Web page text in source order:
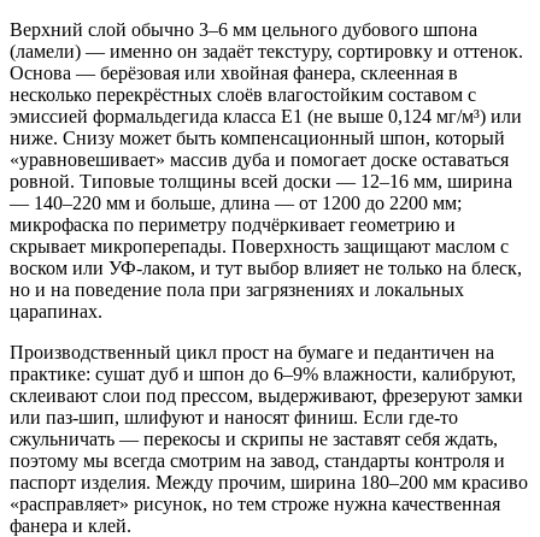
Верхний слой обычно 3–6 мм цельного дубового шпона
(ламели) — именно он задаёт текстуру, сортировку и оттенок.
Основа — берёзовая или хвойная фанера, склеенная в
несколько перекрёстных слоёв влагостойким составом с
эмиссией формальдегида класса Е1 (не выше 0,124 мг/м³) или
ниже. Снизу может быть компенсационный шпон, который
«уравновешивает» массив дуба и помогает доске оставаться
ровной. Типовые толщины всей доски — 12–16 мм, ширина
— 140–220 мм и больше, длина — от 1200 до 2200 мм;
микрофаска по периметру подчёркивает геометрию и
скрывает микроперепады. Поверхность защищают маслом с
воском или УФ-лаком, и тут выбор влияет не только на блеск,
но и на поведение пола при загрязнениях и локальных
царапинах.
Производственный цикл прост на бумаге и педантичен на
практике: сушат дуб и шпон до 6–9% влажности, калибруют,
склеивают слои под прессом, выдерживают, фрезеруют замки
или паз‑шип, шлифуют и наносят финиш. Если где-то
сжульничать — перекосы и скрипы не заставят себя ждать,
поэтому мы всегда смотрим на завод, стандарты контроля и
паспорт изделия. Между прочим, ширина 180–200 мм красиво
«расправляет» рисунок, но тем строже нужна качественная
фанера и клей.